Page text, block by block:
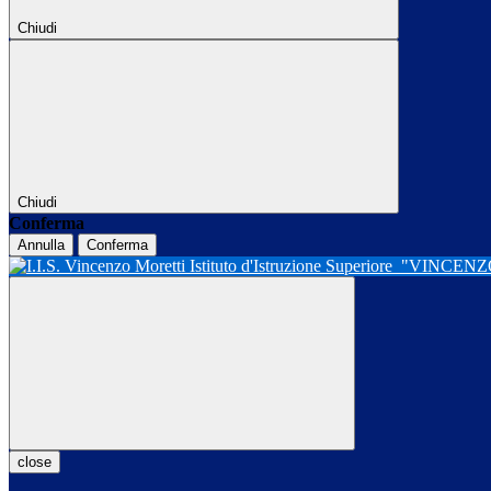
Chiudi
Chiudi
Conferma
Annulla Conferma
Istituto d'Istruzione Superiore
close